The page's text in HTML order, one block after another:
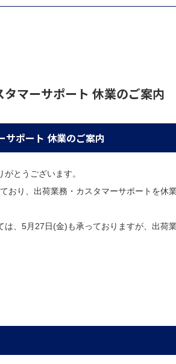
マーサポート 休業のご案内
サポート 休業のご案内
とうございます。
おり、出荷業務・カスタマーサポートを休
は、5月27日(金)も承っておりますが、出